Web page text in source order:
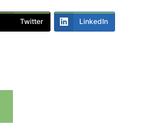
Twitter LinkedIn